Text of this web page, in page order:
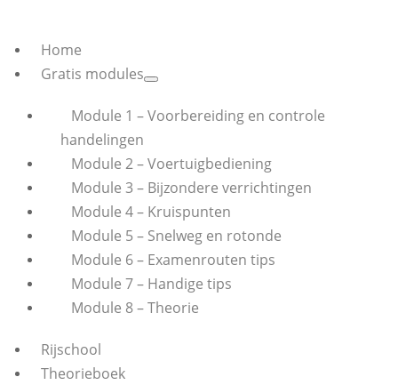
Home
Gratis modules
Module 1 – Voorbereiding en controle
handelingen
Module 2 – Voertuigbediening
Module 3 – Bijzondere verrichtingen
Module 4 – Kruispunten
Module 5 – Snelweg en rotonde
Module 6 – Examenrouten tips
Module 7 – Handige tips
Module 8 – Theorie
Rijschool
Theorieboek